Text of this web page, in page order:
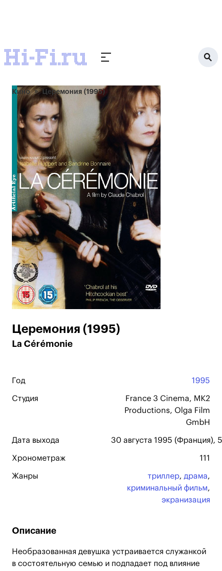
Кино Церемония (1995)
Церемония (1995)
La Cérémonie
Год 1995
Студия
France 3 Cinema, MK2
Productions, Olga Film
GmbH
Дата выхода 30 августа 1995 (Франция),
Хронометраж 111
Жанры триллер, драма,
криминальный фильм,
экранизация
Описание
Необразованная девушка устраивается служанкой
в состоятельную семью и подпадает под влияние